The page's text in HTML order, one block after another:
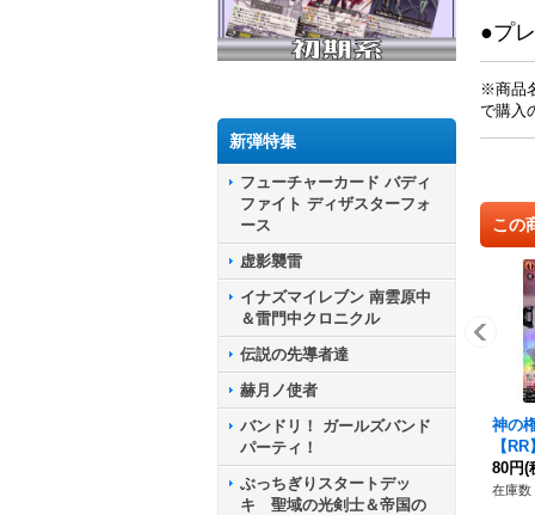
新弾特集
フューチャーカード バディ
ファイト ディザスターフォ
ース
虚影襲雷
イナズマイレブン 南雲原中
＆雷門中クロニクル
伝説の先導者達
赫月ノ使者
バンドリ！ ガールズバンド
パーティ！
ぶっちぎりスタートデッ
キ 聖域の光剣士＆帝国の
●プ
※商品
で購入
この
神の
【
《
80円(
在庫数